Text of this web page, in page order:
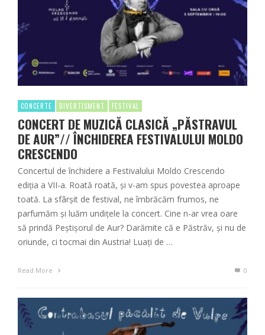
CONCERTE DIVERTISMENT FESTIVAL
CONCERT DE MUZICĂ CLASICĂ „PĂSTRAVUL
DE AUR”// ÎNCHIDEREA FESTIVALULUI MOLDO
CRESCENDO
Concertul de închidere a Festivalului Moldo Crescendo
ediția a VII-a. Roată roată, și v-am spus povestea aproape
toată. La sfârșit de festival, ne îmbrăcăm frumos, ne
parfumăm și luăm undițele la concert. Cine n-ar vrea oare
să prindă Peștișorul de Aur? Darămite că e Păstrăv, și nu de
oriunde, ci tocmai din Austria! Luați de …
Read More 0